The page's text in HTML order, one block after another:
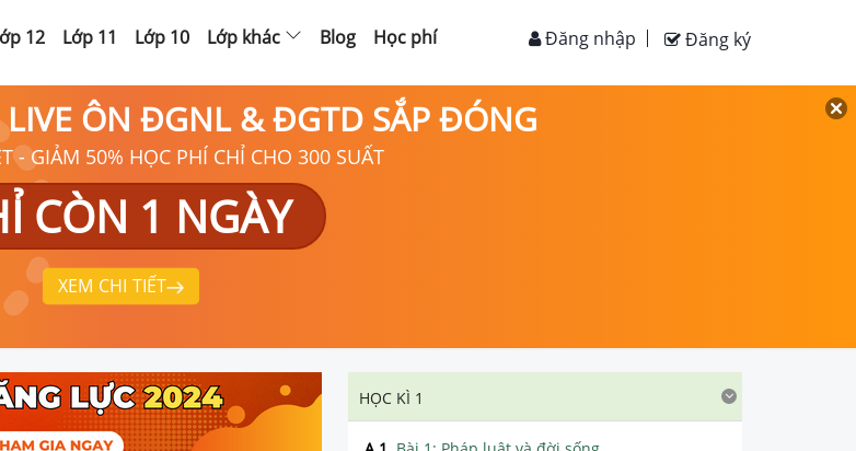
12 Lớp 11 Lớp 10 Lớp khác Blog Học phí Đăng ký
Đăng nhập
LIVE ÔN ĐGNL & ĐGTD SẮP ĐÓNG
- GIẢM 50% HỌC PHÍ CHỈ CHO 300 SUẤT
CÒN 1 NGÀY
XEM CHI TIẾT
HỌC KÌ 1